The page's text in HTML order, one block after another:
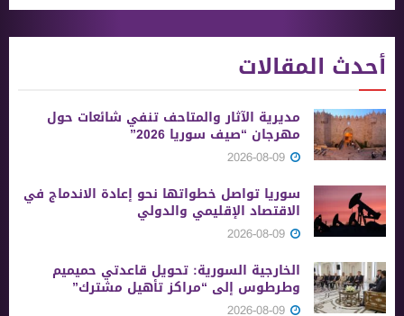
أحدث المقالات
مديرية الآثار والمتاحف تنفي شائعات حول
مهرجان “صيف سوريا 2026”
سوريا تواصل خطواتها نحو إعادة الاندماج في
الاقتصاد الإقليمي والدولي
الخارجية السورية: تحويل قاعدتي حميميم
وطرطوس إلى “مراكز تأهيل مشترك”